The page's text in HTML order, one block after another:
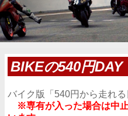
BIKEの540円DAY
バイク版「540円から走れ
※専有が入った場合は中